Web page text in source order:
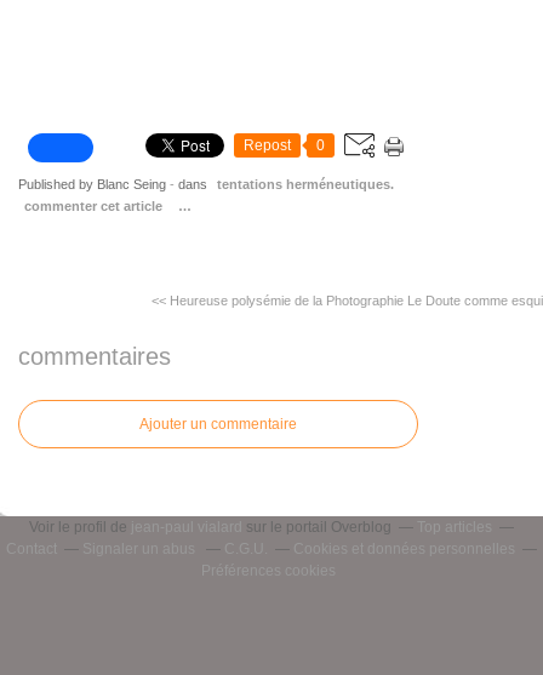
Repost 0
Published by Blanc Seing - dans
tentations herméneutiques.
commenter cet article
…
<< Heureuse polysémie de la Photographie Le Doute comme
commentaires
Ajouter un commentaire
Voir le profil de jean-paul vialard sur le portail Overblog
Top articles
Contact
Signaler un abus C.G.U.
Cookies et données personnelles
Préférences cookies